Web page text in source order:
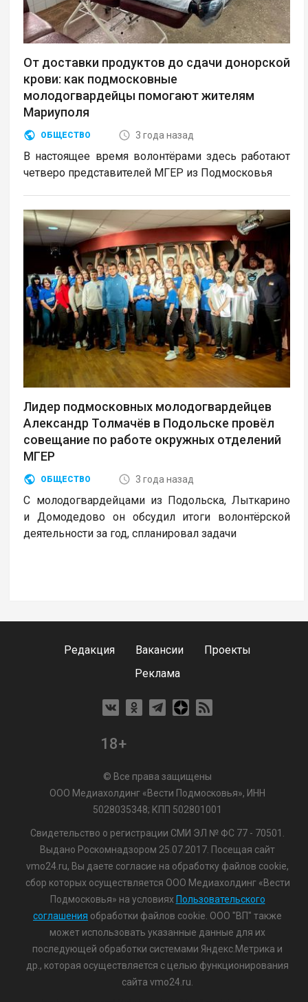
От доставки продуктов до сдачи донорской
крови: как подмосковные
молодогвардейцы помогают жителям
Мариуполя
ОБЩЕСТВО 3 года назад
В настоящее время волонтёрами здесь работают
четверо представителей МГЕР из Подмосковья
Лидер подмосковных молодогвардейцев
Александр Толмачёв в Подольске провёл
совещание по работе окружных отделений
МГЕР
ОБЩЕСТВО 3 года назад
С молодогвардейцами из Подольска, Лыткарино
и Домодедово он обсудил итоги волонтёрской
деятельности за год, спланировал задачи
Редакция Вакансии
Проекты
Реклама
18+
© Все права защищены
ООО Медиахолдинг «Вести Подмосковья», ИНН
5028035348; КПП 502801001
Свидетельство о регистрации СМИ ЭЛ № ФС 77 - 70501.
Выдано Роскомнадзором 25.07.2017. Посещая сайт
vmo24.ru, Вы даете согласие на обработку файлов cookie,
сбор которых осуществляется ООО Медиахолдинг «Вести
Подмосковья» на условиях Пользовательского
соглашения обработки файлов cookie. ООО "ВП" также
может использовать указанные данные для их
последующей обработки системами Яндекс.Метрика и
др., которая осуществляется с целью функционирования
сайта vmo24.ru.